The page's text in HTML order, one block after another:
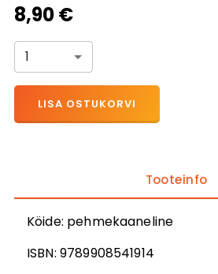
8,90 €
1
LISA OSTUKORVI
Tooteinfo
Köide: pehmekaaneline
ISBN: 9789908541914